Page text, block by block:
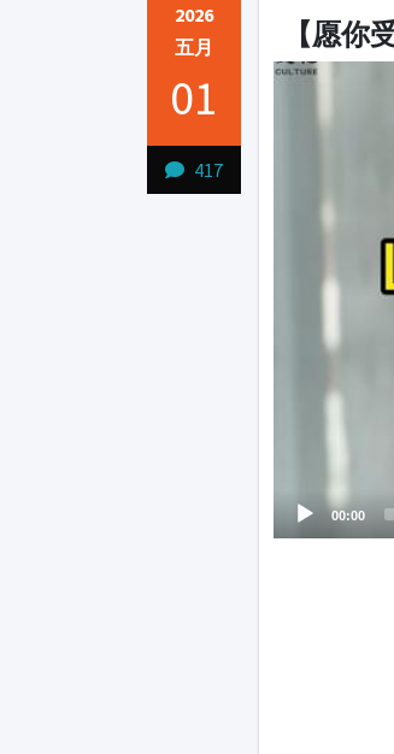
2026
五月
01
417
【愿你
Video
00:00